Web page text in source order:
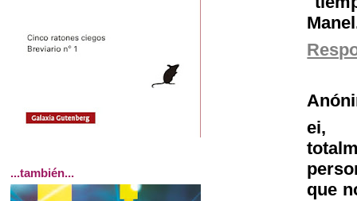
ei,
que
...también...